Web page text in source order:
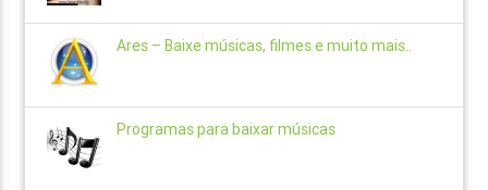
Ares – Baixe músicas, filmes e muito mais..
Programas para baixar músicas